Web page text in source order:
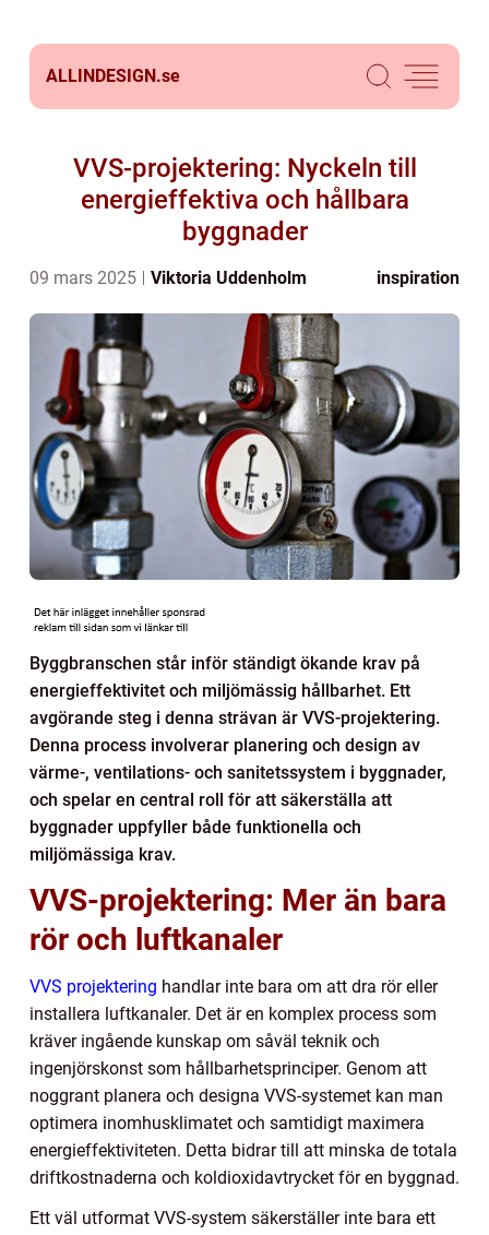
ALLINDESIGN.se
VVS-projektering: Nyckeln till
energieffektiva och hållbara
byggnader
09 mars 2025 Viktoria Uddenholm inspiration
Byggbranschen står inför ständigt ökande krav på
energieffektivitet och miljömässig hållbarhet. Ett
avgörande steg i denna strävan är VVS-projektering.
Denna process involverar planering och design av
värme-, ventilations- och sanitetssystem i byggnader,
och spelar en central roll för att säkerställa att
byggnader uppfyller både funktionella och
miljömässiga krav.
VVS-projektering: Mer än bara
rör och luftkanaler
VVS projektering handlar inte bara om att dra rör eller
installera luftkanaler. Det är en komplex process som
kräver ingående kunskap om såväl teknik och
ingenjörskonst som hållbarhetsprinciper. Genom att
noggrant planera och designa VVS-systemet kan man
optimera inomhusklimatet och samtidigt maximera
energieffektiviteten. Detta bidrar till att minska de totala
driftkostnaderna och koldioxidavtrycket för en byggnad.
Ett väl utformat VVS-system säkerställer inte bara ett